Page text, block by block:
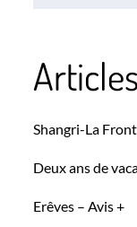
Shangri-La
Deux ans de
Erêves – Avis +